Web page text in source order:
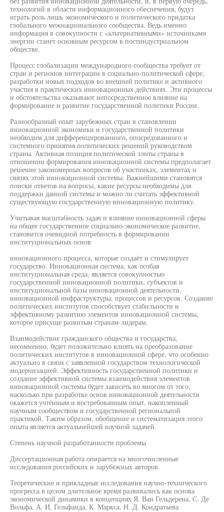
технологий в области информационного обеспечения, будут
играть роль лишь экономического и политического придатка
глобального межнационального сообщества. Ведь именно
информация в совокупности с «альтернативными» источниками
энергии станет основным ресурсом в постиндустриальном
обществе.
Процесс глобализации международного сообщества требует от
стран и регионов интеграции в социально-политической сфере,
разработки новых подходов во внешней политике и активного
участия в практических инновационных действиях. Эти процессы
и обстоятельства оказывают непосредственное влияние на
формирование и развитие государственной политики России.
Разнообразный опыт зарубежных стран в становлении
инновационной экономики и государственной политики
необходим для дифференцированного, опосредованного и
системного принятия политических решений руководством
страны. Активная позиция политической элиты страны в
отношении формирования инновационной системы предполагает
решение закономерных вопросов об участниках, элементах и
связях этой инновационной системы. Важнейшими становятся
поиски ответов на вопросы, какие ресурсы необходимы для
поддержки данной системы и можно ли считать эффективной
существующую государственную инновационную политику.
Учитывая масштабность задач и влияние инновационной сферы
на общее государственное социально-экономическое развитие,
становится очевидной потребность в формировании
институциональных основ
инновационного процесса, которые создаёт и стимулирует
государство. Инновационная система, как особая
институциональная среда, является совокупностью
государственной инновационной политики, субъектов и
институциональной базы инновационной деятельности,
инновационной инфраструктуры, процессов и ресурсов. Создание
политических институтов способствует стабильности и
эффективному развитию элементов инновационной системы,
которое присуще развитым странам-лидерам.
Взаимодействие гражданского общества и государства,
несомненно, будет положительно влиять на преобразование
политических институтов в инновационной сфере, что особенно
актуально в связи с заявленной государством технологической
модернизацией. Эффективность государственной политики и
создание эффективной системы взаимодействия элементов
инновационной системы будет зависеть во многом от того,
насколько при разработке основ инновационной деятельности
окажется учтённым и востребованным опыт, накопленный
научным сообществом и государственной региональной
практикой. Таким образом, обобщение и систематизация этого
опыта является актуальнейшей научной задачей.
Степень научной разработанности проблемы
Диссертационная работа опирается на многочисленные
исследования российских и зарубежных авторов.
Теоретические и прикладные исследования научно-технического
прогресса в целом длительное время развивались как основа
экономической динамики в концепциях Я. Ван Гельдерена, С. Де
Вольфа, А. И. Гельфанда, К. Маркса, Н. Д. Кондратьева